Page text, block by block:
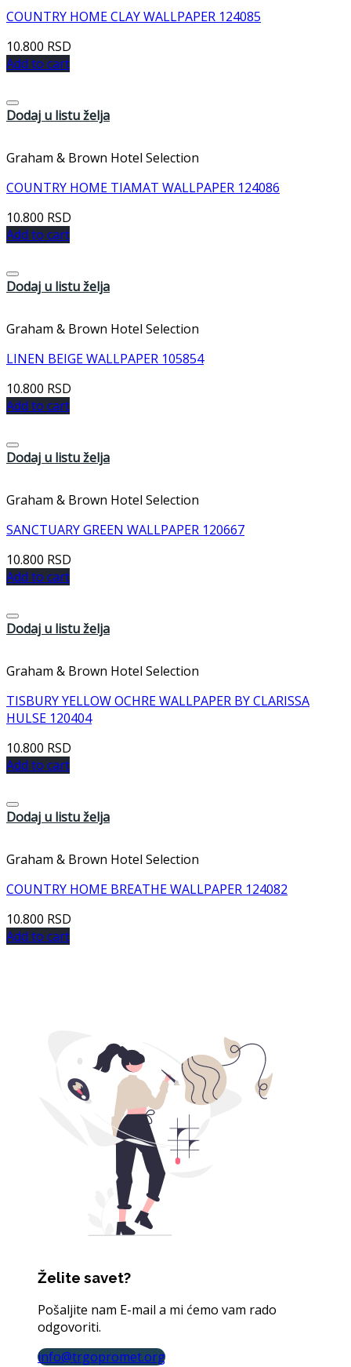
COUNTRY HOME CLAY WALLPAPER 124085
10.800 RSD
Add to cart
Dodaj u listu želja
Graham & Brown Hotel Selection
COUNTRY HOME TIAMAT WALLPAPER 124086
10.800 RSD
Add to cart
Dodaj u listu želja
Graham & Brown Hotel Selection
LINEN BEIGE WALLPAPER 105854
10.800 RSD
Add to cart
Dodaj u listu želja
Graham & Brown Hotel Selection
SANCTUARY GREEN WALLPAPER 120667
10.800 RSD
Add to cart
Dodaj u listu želja
Graham & Brown Hotel Selection
TISBURY YELLOW OCHRE WALLPAPER BY CLARISSA
HULSE 120404
10.800 RSD
Add to cart
Dodaj u listu želja
Graham & Brown Hotel Selection
COUNTRY HOME BREATHE WALLPAPER 124082
10.800 RSD
Add to cart
Želite savet?
Pošaljite nam E-mail a mi ćemo vam rado
odgovoriti.
info@trgopromet.org